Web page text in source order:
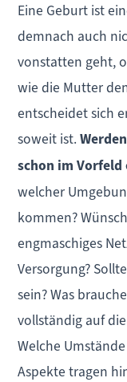
Eine Geburt ist
demnach auch
vonstatten geht,
wie die Mutter
entscheidet sich
soweit ist.
schon im Vorfeld
welcher
kommen?
engmaschiges
Versorgung?
sein? Was
vollständig auf
Welche
Aspekte tragen